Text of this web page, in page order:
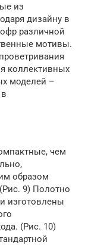
из
дизайну в
различной
мотивы.
коллективных
моделей –
чем
образом
9) Полотно
изготовлены
(Рис. 10)